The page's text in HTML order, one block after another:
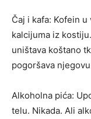
Čaj i kafa: Kofein
kalcijuma iz
uništava koštano
pogoršava
Alkoholna pića:
telu. Nikada. Ali